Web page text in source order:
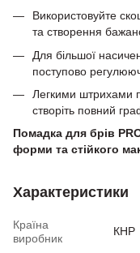
Використовуйте
та створення
Для більшої
поступово
Легкими штрихами
створіть повний
Помадка для брів
форми та стійкого
Характеристики
Країна
виробник
КНР